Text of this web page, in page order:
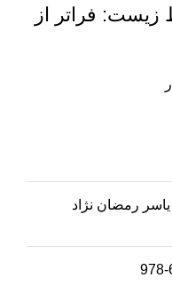
فراتر از
رمضان نژاد
978-